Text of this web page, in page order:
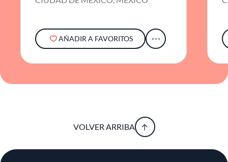
AÑADIR A FAVORITOS
VOLVER ARRIBA